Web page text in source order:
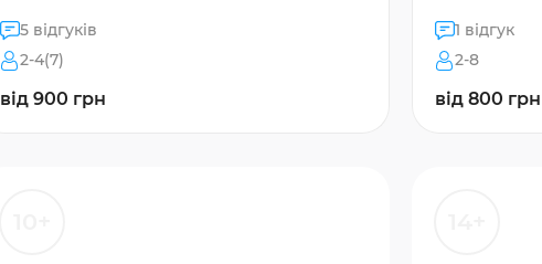
5 відгуків
2-4(7)
від 900 грн
1 відгук
2-8
від 800 грн